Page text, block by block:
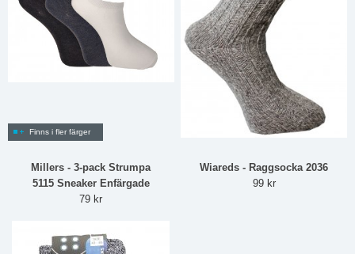
Finns i fler färger
Millers - 3-pack Strumpa
5115 Sneaker Enfärgade
79 kr
Wiareds - Raggsocka 2036
99 kr